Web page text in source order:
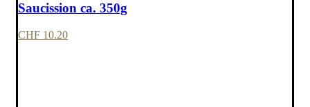
Saucission ca. 350g
CHF 10.20